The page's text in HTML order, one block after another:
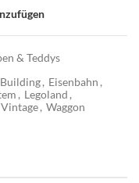
& Teddys
Building, Eisenbahn ,
, Legoland ,
Vintage, Waggon